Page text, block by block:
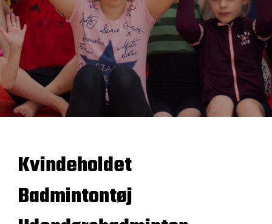
Kvindeholdet
Badmintontøj